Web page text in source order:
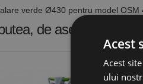
verde Ø430 pentru model OSM
de asemenea
Acest
Acest
ului